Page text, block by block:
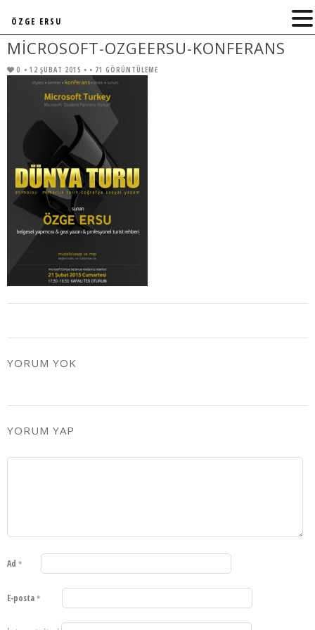
MICROSOFT-OZGEERSU-KONFERANS
0 • 12 ŞUBAT 2015 • • 71 GÖRÜNTÜLEME
YORUM YOK
YORUM YAP
Ad *
E-posta *
ÖZGE ERSU